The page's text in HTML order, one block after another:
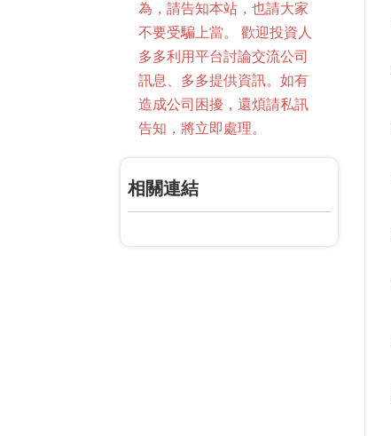
為，請告知本站，也請大家
不要受騙上當。 歡迎投資人
多多利用平台討論交流公司
訊息、多多提供資訊。如有
造成公司困擾，還煩請私訊
告知，將立即處理。
相關連結